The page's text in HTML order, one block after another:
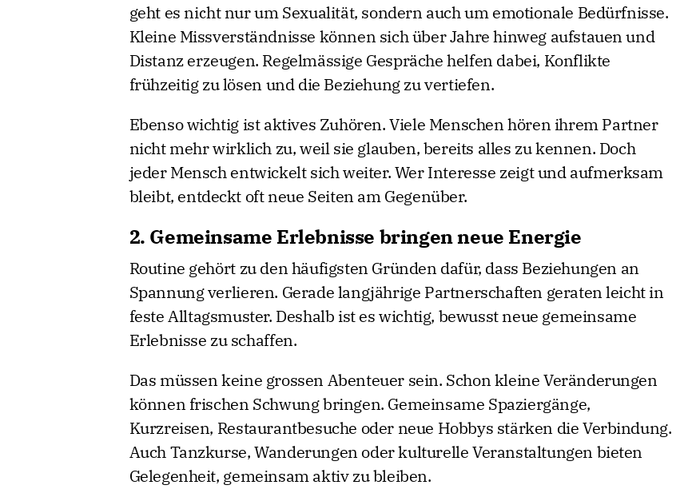
geht es nicht nur um Sexualität, sondern auch um emotionale Bedürfnisse.
Kleine Missverständnisse können sich über Jahre hinweg aufstauen und
Distanz erzeugen. Regelmässige Gespräche helfen dabei, Konflikte
frühzeitig zu lösen und die Beziehung zu vertiefen.
Ebenso wichtig ist aktives Zuhören. Viele Menschen hören ihrem Partner
nicht mehr wirklich zu, weil sie glauben, bereits alles zu kennen. Doch
jeder Mensch entwickelt sich weiter. Wer Interesse zeigt und aufmerksam
bleibt, entdeckt oft neue Seiten am Gegenüber.
2. Gemeinsame Erlebnisse bringen neue Energie
Routine gehört zu den häufigsten Gründen dafür, dass Beziehungen an
Spannung verlieren. Gerade langjährige Partnerschaften geraten leicht in
feste Alltagsmuster. Deshalb ist es wichtig, bewusst neue gemeinsame
Erlebnisse zu schaffen.
Das müssen keine grossen Abenteuer sein. Schon kleine Veränderungen
können frischen Schwung bringen. Gemeinsame Spaziergänge,
Kurzreisen, Restaurantbesuche oder neue Hobbys stärken die Verbindung.
Auch Tanzkurse, Wanderungen oder kulturelle Veranstaltungen bieten
Gelegenheit, gemeinsam aktiv zu bleiben.